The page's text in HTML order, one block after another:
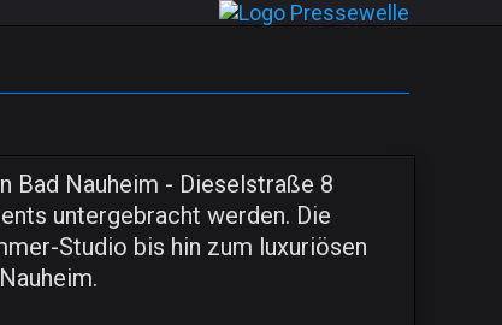
Bad Nauheim - Dieselstraße 8
untergebracht werden. Die
Studio bis hin zum luxuriösen